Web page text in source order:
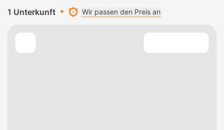
1 Unterkunft Wir passen den Preis an